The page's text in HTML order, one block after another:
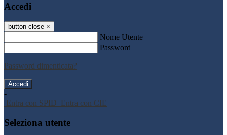
Accedi
button close ×
Nome Utente
Password
Password dimenticata?
-
Entra con SPID Entra con CIE
Seleziona utente